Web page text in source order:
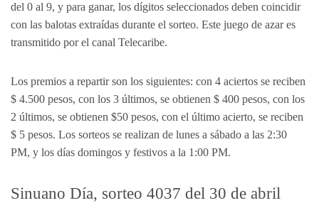
del 0 al 9, y para ganar, los dígitos seleccionados deben coincidir
con las balotas extraídas durante el sorteo. Este juego de azar es
transmitido por el canal Telecaribe.
Los premios a repartir son los siguientes: con 4 aciertos se reciben
$ 4.500 pesos, con los 3 últimos, se obtienen $ 400 pesos, con los
2 últimos, se obtienen $50 pesos, con el último acierto, se reciben
$ 5 pesos. Los sorteos se realizan de lunes a sábado a las 2:30
PM, y los días domingos y festivos a la 1:00 PM.
Sinuano Día, sorteo 4037 del 30 de abril